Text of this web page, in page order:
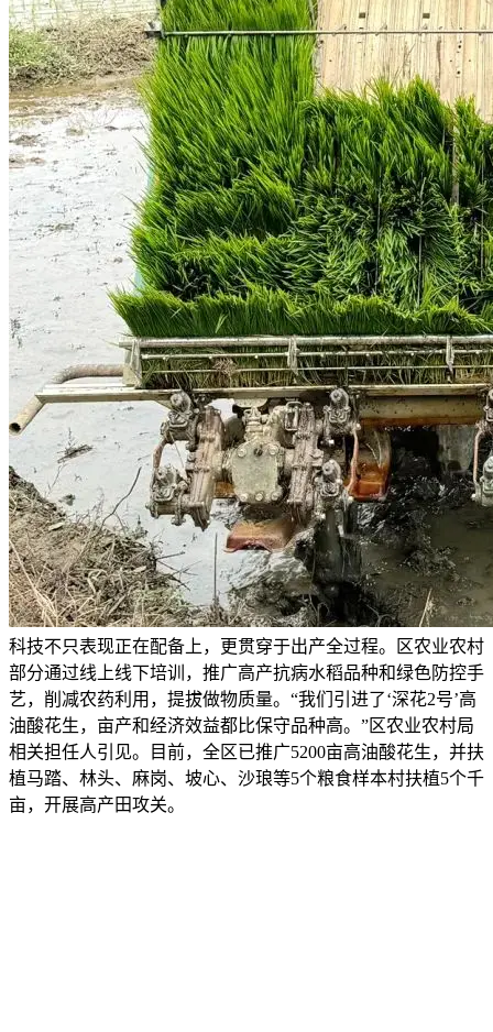
科技不只表现正在配备上，更贯穿于出产全过程。区农业农村
部分通过线上线下培训，推广高产抗病水稻品种和绿色防控手
艺，削减农药利用，提拔做物质量。“我们引进了‘深花2号’高
油酸花生，亩产和经济效益都比保守品种高。”区农业农村局
相关担任人引见。目前，全区已推广5200亩高油酸花生，并扶
植马踏、林头、麻岗、坡心、沙琅等5个粮食样本村扶植5个千
亩，开展高产田攻关。